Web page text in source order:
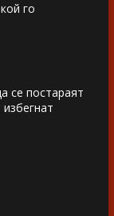
го
се постараят